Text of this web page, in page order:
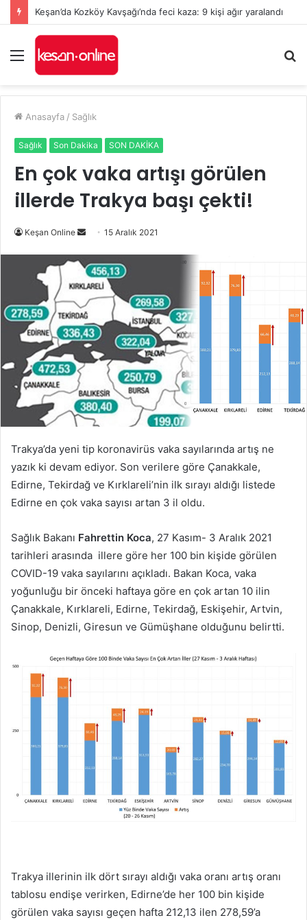
Keşan’da Kozköy Kavşağı’nda feci kaza: 9 kişi ağır yaralandı
Menü
...
Anasayfa / Sağlık
Sağlık Son Dakika SON DAKİKA
En çok vaka artışı görülen
illerde Trakya başı çekti!
Keşan Online
Bir
posta
göndermek
15 Aralık 2021
Trakya’da yeni tip koronavirüs vaka sayılarında artış ne
yazık ki devam ediyor. Son verilere göre Çanakkale,
Edirne, Tekirdağ ve Kırklareli’nin ilk sırayı aldığı listede
Edirne en çok vaka sayısı artan 3 il oldu.
Sağlık Bakanı Fahrettin Koca, 27 Kasım- 3 Aralık 2021
tarihleri arasında illere göre her 100 bin kişide görülen
COVID-19 vaka sayılarını açıkladı. Bakan Koca, vaka
yoğunluğu bir önceki haftaya göre en çok artan 10 ilin
Çanakkale, Kırklareli, Edirne, Tekirdağ, Eskişehir, Artvin,
Sinop, Denizli, Giresun ve Gümüşhane olduğunu belirtti.
Trakya illerinin ilk dört sırayı aldığı vaka oranı artış oranı
tablosu endişe verirken, Edirne’de her 100 bin kişide
görülen vaka sayısı geçen hafta 212,13 ilen 278,59’a